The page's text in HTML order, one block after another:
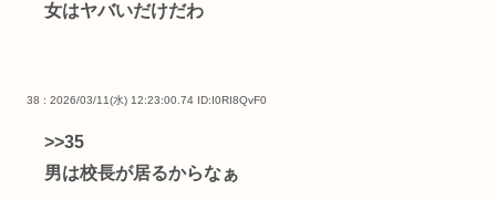
女はヤバいだけだわ
38 : 2026/03/11(水) 12:23:00.74 ID:I0RI8QvF0
>>35
男は校長が居るからなぁ